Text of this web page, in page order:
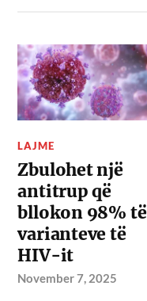
LAJME
Zbulohet një
antitrup që
bllokon 98% të
varianteve të
HIV-it
November 7, 2025